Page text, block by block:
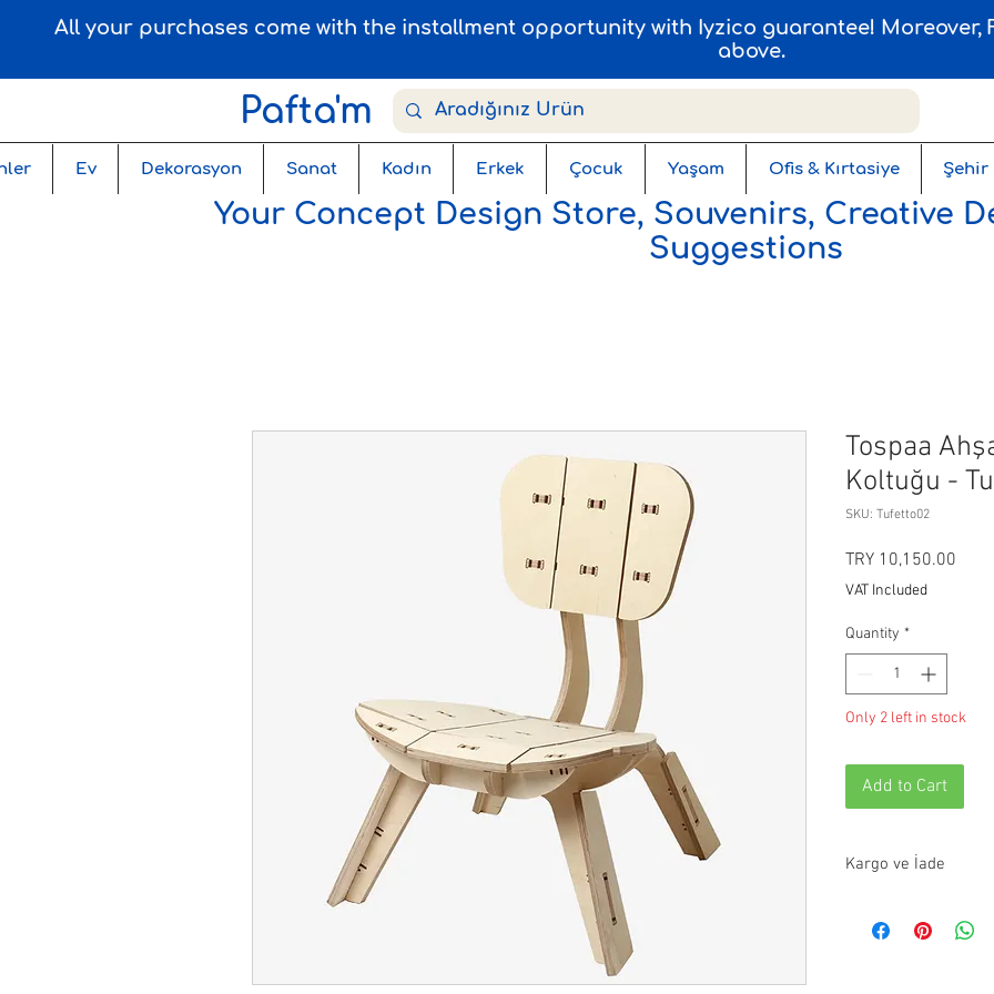
All your purchases come with the installment opportunity with Iyzico guarantee! Moreover,
above.
Pafta'm
Ev Dekorasyon Sanat Kadın Erkek Çocuk Yaşam Ofis & Kırtasiye Şehir
Your Concept Design Store, Souvenirs, Creative
Suggestions
Tospaa
Koltuğu -
SKU: Tufetto02
TRY 10,150.00
VAT Included
Quantity *
Only 2 left in stock
Add to Cart
Kargo ve İade
olmayan ürünler 21